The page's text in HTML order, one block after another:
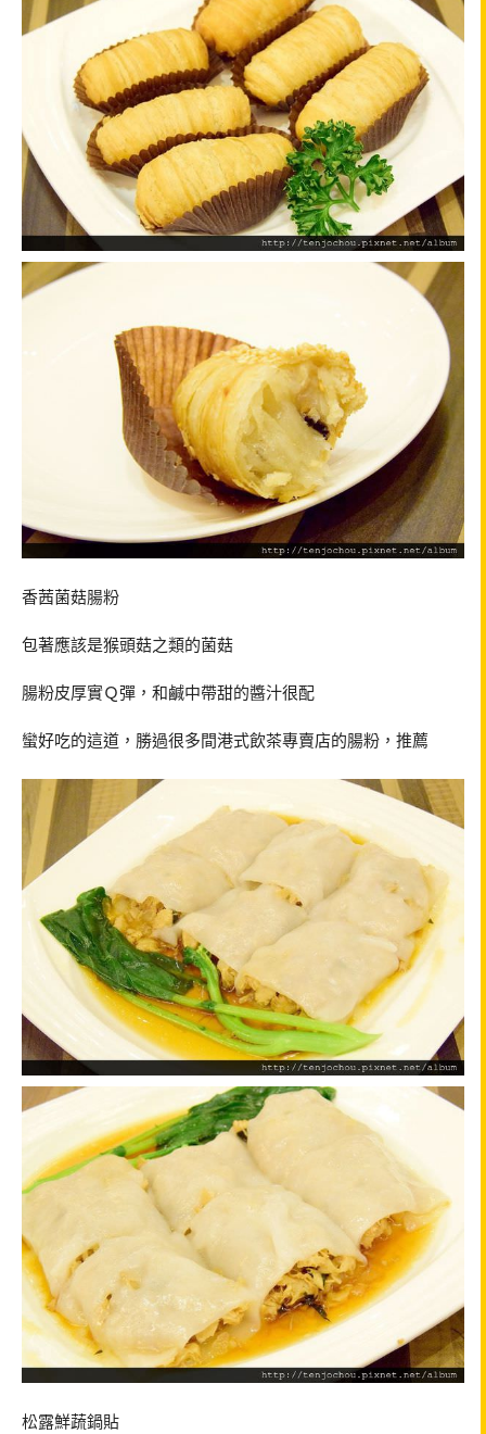
香茜菌菇腸粉
包著應該是猴頭菇之類的菌菇
腸粉皮厚實Ｑ彈，和鹹中帶甜的醬汁很配
蠻好吃的這道，勝過很多間港式飲茶專賣店的腸粉，推薦
松露鮮蔬鍋貼